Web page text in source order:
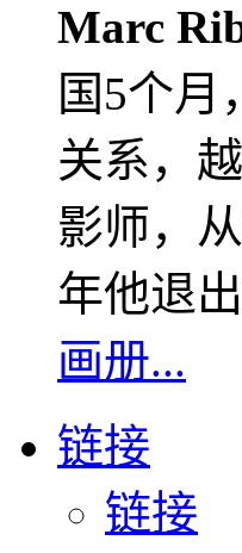
Marc
国5个月
关系，
影师，
年他退
画册...
链接
链接